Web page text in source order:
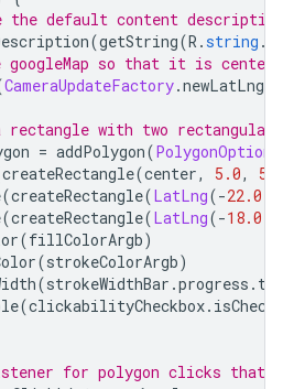
the default content
(getString(R .string .
googleMap so that it is
CameraUpdateFactory.
rectangle with two rectangular
= addPolygon(PolygonOptions
createRectangle(center, 5.0,
(createRectangle(LatLng(-22.0
(createRectangle(LatLng(-18.0
(fillColorArgb)
(strokeColorArgb)
(strokeWidthBar .progress .
(clickabilityCheckbox.
for polygon clicks that